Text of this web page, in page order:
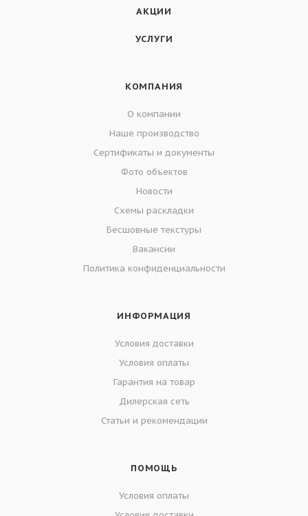
АКЦИИ
УСЛУГИ
КОМПАНИЯ
О компании
Наше производство
Сертификаты и документы
Фото объектов
Новости
Схемы раскладки
Бесшовные текстуры
Вакансии
Политика конфиденциальности
ИНФОРМАЦИЯ
Условия доставки
Условия оплаты
Гарантия на товар
Дилерская сеть
Статьи и рекомендации
ПОМОЩЬ
Условия оплаты